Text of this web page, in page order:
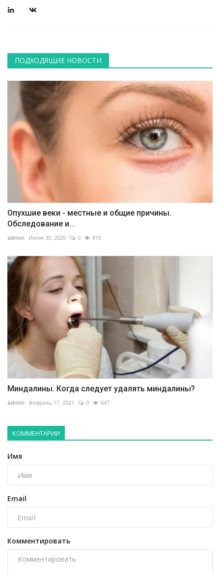
ПОДХОДЯЩИЕ НОВОСТИ
Опухшие веки - местные и общие причины.
Обследование и...
admin Июня 30, 2020 0 819
Миндалины. Когда следует удалять миндалины?
admin Февраль 17, 2021 0 647
КОММЕНТАРИИ
Имя
Email
Комментировать